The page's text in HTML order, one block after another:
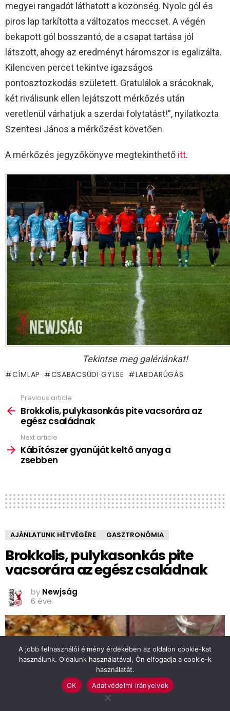
megyei rangadót láthatott a közönség. Nyolc gól és
piros lap tarkította a változatos meccset. A végén
bekapott gól bosszantó, de a csapat tartása jól
látszott, ahogy az eredményt háromszor is egalizálta.
Kilencven percet tekintve igazságos
pontosztozkodás született. Gratulálok a srácoknak,
két riválisunk ellen lejátszott mérkőzés után
veretlenül várhatjuk a szerdai folytatást!”, nyilatkozta
Szentesi János a mérkőzést követően.
A mérkőzés jegyzőkönyve megtekinthető itt.
Tekintse meg galériánkat!
CÍMLAP CSABACSŰDI GYLSE LABDARÚGÁS
more
Previous article
Brokkolis, pulykasonkás pite vacsorára az
egész családnak
Next article
Kábítószer gyanúját keltő anyag a
zsebben
AJÁNLATUNK HÉTVÉGÉRE GASZTRONÓMIA
Brokkolis, pulykasonkás pite
vacsorára az egész családnak
by Newjság
6 éve
A jobb felhasználói élmény érdekében az oldalon cookie-kat
használunk. Oldalunk használatával, Ön elfogadja a cookie-k
használatát.
OK
Adatvédelmi irányelvek